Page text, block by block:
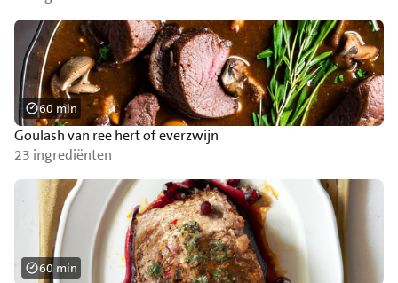
Goulash van ree hert of everzwijn
23 ingrediënten
60 min
60 min